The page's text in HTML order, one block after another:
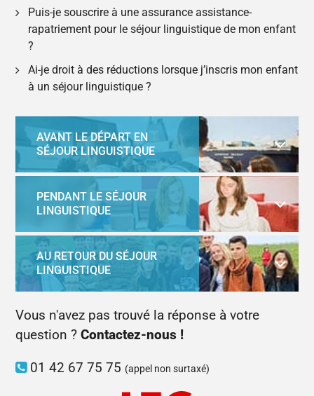
Puis-je souscrire à une assurance assistance-
rapatriement pour le séjour linguistique de mon enfant
?
Ai-je droit à des réductions lorsque j’inscris mon enfant
à un séjour linguistique ?
AVANT LE DÉPART EN
SÉJOUR LINGUISTIQUE
PENDANT LE SÉJOUR
LINGUISTIQUE
AU RETOUR DU SÉJOUR
LINGUISTIQUE
Vous n'avez pas trouvé la réponse à votre
question ?Contactez-nous !
01 42 67 75 75 (appel non surtaxé)